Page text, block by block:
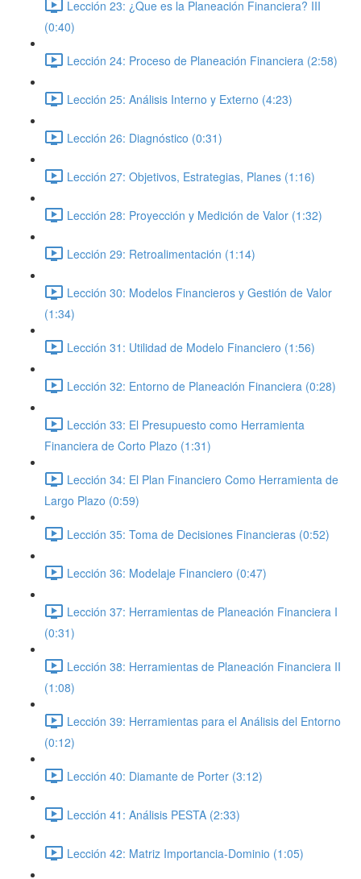
Lección 23: ¿Que es la Planeación Financiera? III
(0:40)
Lección 24: Proceso de Planeación Financiera (2:58)
Lección 25: Análisis Interno y Externo (4:23)
Lección 26: Diagnóstico (0:31)
Lección 27: Objetivos, Estrategias, Planes (1:16)
Lección 28: Proyección y Medición de Valor (1:32)
Lección 29: Retroalimentación (1:14)
Lección 30: Modelos Financieros y Gestión de Valor
(1:34)
Lección 31: Utilidad de Modelo Financiero (1:56)
Lección 32: Entorno de Planeación Financiera (0:28)
Lección 33: El Presupuesto como Herramienta
Financiera de Corto Plazo (1:31)
Lección 34: El Plan Financiero Como Herramienta de
Largo Plazo (0:59)
Lección 35: Toma de Decisiones Financieras (0:52)
Lección 36: Modelaje Financiero (0:47)
Lección 37: Herramientas de Planeación Financiera I
(0:31)
Lección 38: Herramientas de Planeación Financiera II
(1:08)
Lección 39: Herramientas para el Análisis del Entorno
(0:12)
Lección 40: Diamante de Porter (3:12)
Lección 41: Análisis PESTA (2:33)
Lección 42: Matriz Importancia-Dominio (1:05)